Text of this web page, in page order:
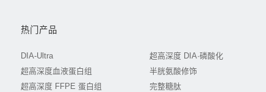
热门产品
DIA-Ultra 超高深度 DIA·磷酸化
超高深度血液蛋白组
半胱氨酸修饰
超高深度 FFPE 蛋白组
完整糖肽